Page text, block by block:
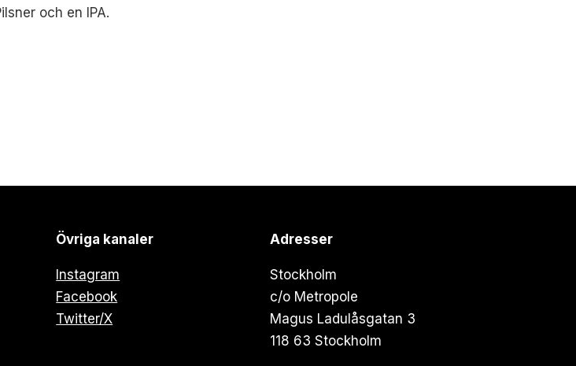
och en IPA.
Övriga kanaler
Instagram
Facebook
Twitter/X
Adresser
Stockholm
c/o Metropole
Magus Ladulåsgatan 3
118 63 Stockholm